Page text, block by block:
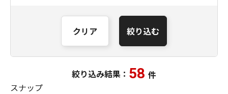
クリア 絞り込む
絞り込み結果： 58 件
スナップ